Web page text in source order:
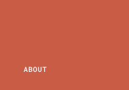
ABOUT